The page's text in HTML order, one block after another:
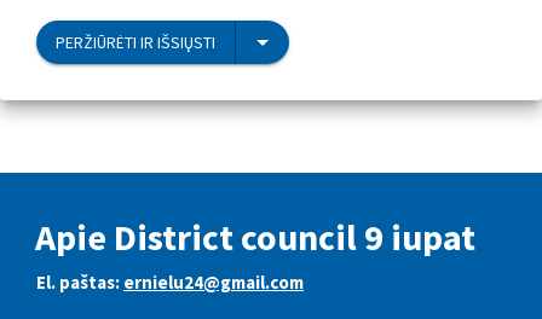
PERŽIŪRĖTI IR IŠSIŲSTI
Apie District council 9 iupat
El. paštas: ernielu24@gmail.com